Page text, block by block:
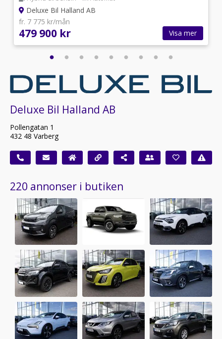
Deluxe Bil Halland AB
fr. 7 775 kr/mån
479 900 kr Visa mer
Deluxe Bil Halland AB
Pollengatan 1
432 48 Varberg
220 annonser i butiken